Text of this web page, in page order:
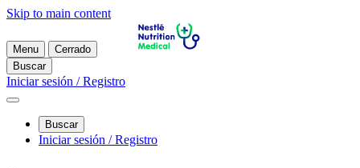
Skip to main content
Menu
Cerrado
Buscar
Iniciar sesión / Registro
Buscar
Iniciar sesión / Registro